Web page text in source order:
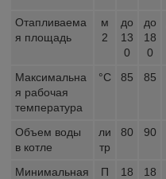
Отапливаема
я площадь
м
2
до
13
0
до
18
0
Максимальна
я рабочая
температура
°С 85 85
Объем воды
в котле
ли
тр
80 90
Минимальная
П
18 18